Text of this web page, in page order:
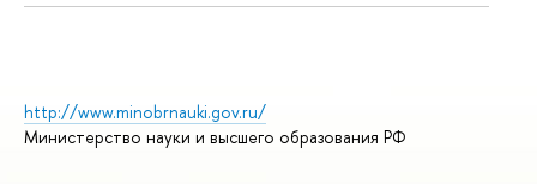
http://www.minobrnauki.gov.ru/
Министерство науки и высшего образования РФ